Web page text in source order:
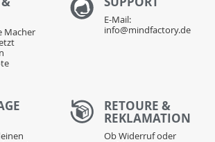
Macher
E-Mail:
info@mindfactory.de
RETOURE &
REKLAMATION
Ob Widerruf oder